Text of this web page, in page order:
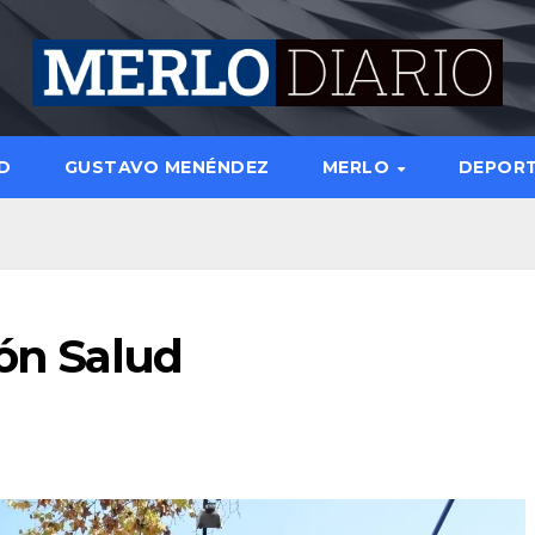
GUSTAVO MENÉNDEZ MERLO
Salud